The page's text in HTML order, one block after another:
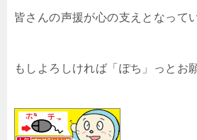
皆さんの声援が心の支えとなって
もしよろしければ「ぽち」っとお